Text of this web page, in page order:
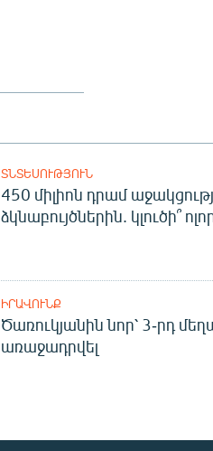
ՏՆՏԵՍՈՒԹՅՈՒՆ
450 միլիոն դրամ
ձկնաբույծներին. կլուծի՞
ԻՐԱՎՈՒՆՔ
Ծառուկյանին նոր՝ 3-րդ
առաջադրվել